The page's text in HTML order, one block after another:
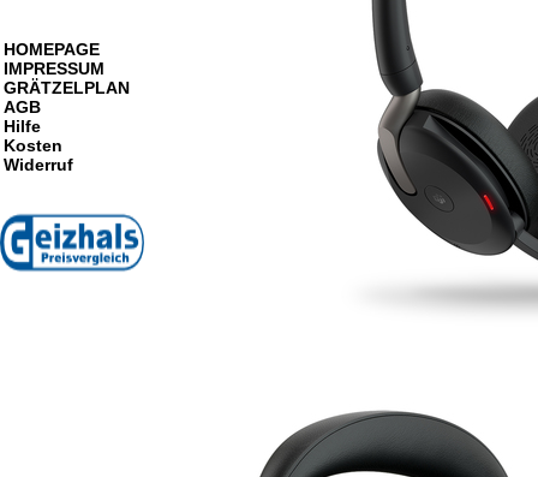
HOMEPAGE
IMPRESSUM
GRÄTZELPLAN
AGB
Hilfe
Kosten
Widerruf